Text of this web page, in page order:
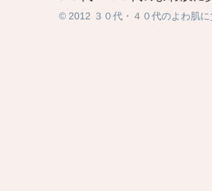
© 2012 ３０代・４０代のよわ肌に